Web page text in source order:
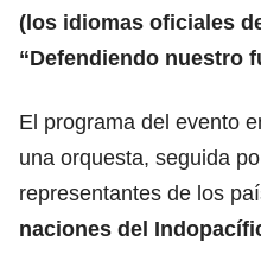
(los idiomas oficiales
“Defendiendo nuestro
El programa del evento
una orquesta, seguida
representantes de los
naciones del